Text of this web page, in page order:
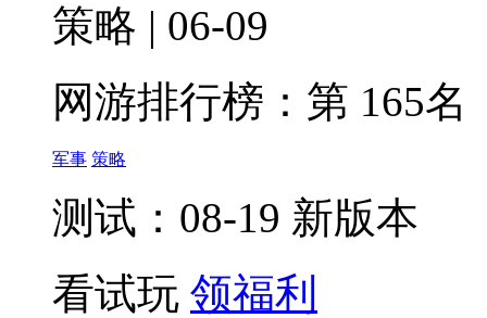
策略 | 06-09
网游排行榜： 第 165名
军事 策略
测试：08-19 新版本
看试玩 领福利